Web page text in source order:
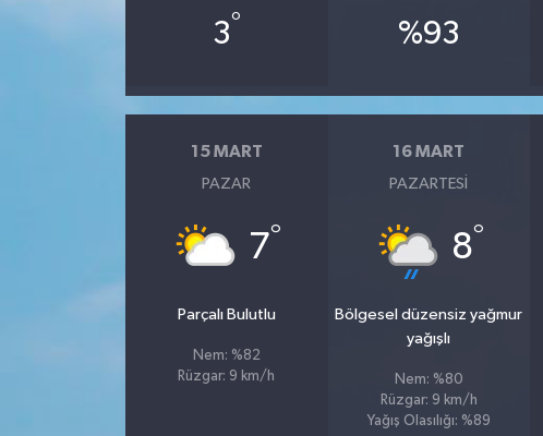
3° %93
15 MART
PAZAR
7°
Parçalı Bulutlu
Nem: %82
Rüzgar: 9 km/h
16 MART
PAZARTESI
8°
Bölgesel düzensiz yağmur
yağışlı
Nem: %80
Rüzgar: 9 km/h
Yağış Olasılığı: %89